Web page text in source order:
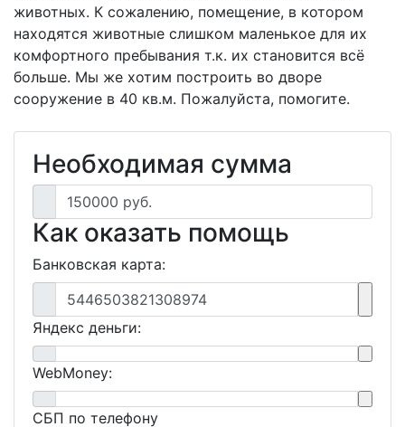
животных. К сожалению, помещение, в котором
находятся животные слишком маленькое для их
комфортного пребывания т.к. их становится всё
больше. Мы же хотим построить во дворе
сооружение в 40 кв.м. Пожалуйста, помогите.
Необходимая сумма
150000 руб.
Как оказать помощь
Банковская карта:
5446503821308974
Яндекс деньги:
WebMoney:
СБП по телефону